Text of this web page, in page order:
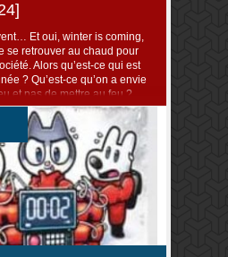
Et oui, winter is coming,
se retrouver au chaud pour
Alors qu’est-ce qui est
? Qu’est-ce qu’on a envie
et pas de mettre au feu ?